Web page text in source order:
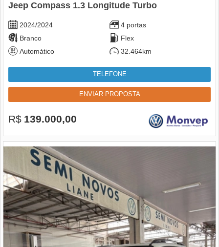
Jeep Compass 1.3 Longitude Turbo
2024/2024
4 portas
Branco
Flex
Automático
32.464km
TELEFONE
ENVIAR PROPOSTA
R$ 139.000,00